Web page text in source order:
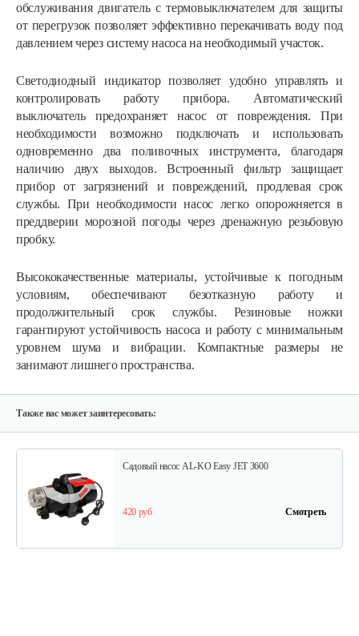
обслуживания двигатель с термовыключателем для защиты
от перегрузок позволяет эффективно перекачивать воду под
давлением через систему насоса на необходимый участок.
Светодиодный индикатор позволяет удобно управлять и
контролировать работу прибора. Автоматический
выключатель предохраняет насос от повреждения. При
необходимости возможно подключать и использовать
одновременно два поливочных инструмента, благодаря
наличию двух выходов. Встроенный фильтр защищает
прибор от загрязнений и повреждений, продлевая срок
службы. При необходимости насос легко опорожняется в
преддверии морозной погоды через дренажную резьбовую
пробку.
Высококачественные материалы, устойчивые к погодным
условиям, обеспечивают безотказную работу и
продолжительный срок службы. Резиновые ножки
гарантируют устойчивость насоса и работу с минимальным
уровнем шума и вибрации. Компактные размеры не
занимают лишнего пространства.
Также вас может заинтересовать:
Садовый насос AL-KO Easy JET 3600
420 руб Смотреть